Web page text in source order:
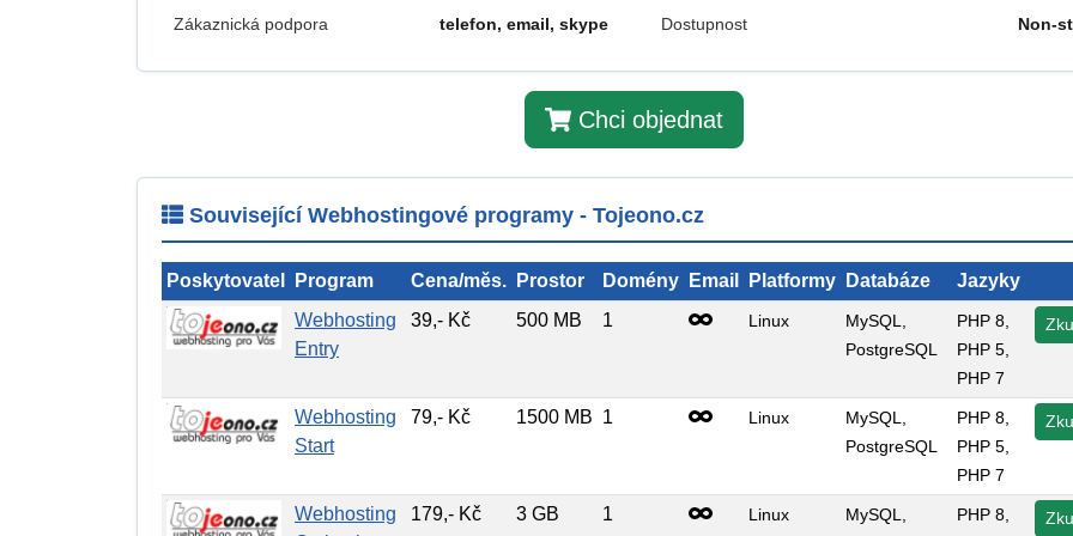
Zákaznická podpora telefon, email, skype Dostupnost Non-
Chci objednat
Související Webhostingové programy - Tojeono.cz
Poskytovatel Program Cena/měs. Prostor Domény Email Platformy Databáze
Jazyky
Webhosting
Entry
39,- Kč 500 MB 1 Linux
MySQL,
PostgreSQL
PHP 8
PHP 5
PHP 7
Webhosting
Start
79,- Kč 1500 MB 1 Linux
MySQL,
PostgreSQL
PHP 8
PHP 5
PHP 7
Webhosting
179,- Kč 3 GB 1 Linux
MySQL,
PHP 8